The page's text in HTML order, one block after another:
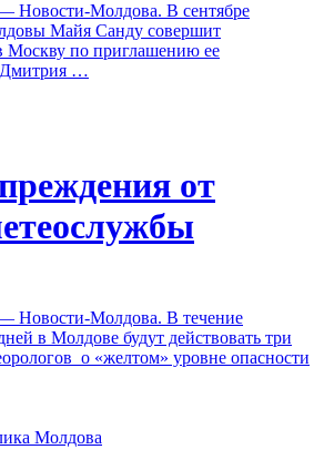
Молдова. В сентябре
Майя Санду совершит
Москву по приглашению ее
Дмитрия …
от
Молдова. В течение
в Молдове будут действовать три
о «желтом» уровне опасности